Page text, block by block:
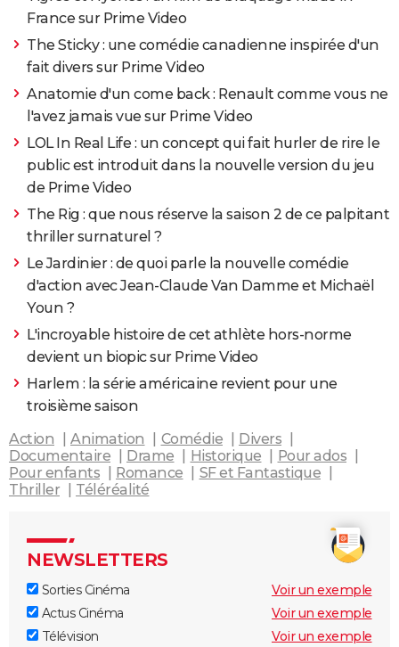
France sur Prime Video
The Sticky : une comédie canadienne inspirée d'un
fait divers sur Prime Video
Anatomie d'un come back : Renault comme vous ne
l'avez jamais vue sur Prime Video
LOL In Real Life : un concept qui fait hurler de rire le
public est introduit dans la nouvelle version du jeu
de Prime Video
The Rig : que nous réserve la saison 2 de ce palpitant
thriller surnaturel ?
Le Jardinier : de quoi parle la nouvelle comédie
d'action avec Jean-Claude Van Damme et Michaël
Youn ?
L'incroyable histoire de cet athlète hors-norme
devient un biopic sur Prime Video
Harlem : la série américaine revient pour une
troisième saison
Action
Animation Comédie
Divers
Documentaire
Drame Historique
Pour ados
Pour enfants
Romance
SF et Fantastique
Thriller
Téléréalité
NEWSLETTERS
Sorties Cinéma
Voir un exemple
Actus Cinéma
Voir un exemple
Télévision
Voir un exemple